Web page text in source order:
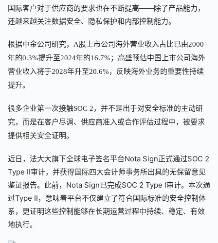
国际客户对于供应商的要求也在不断提高——除了产品能力，
还越来越关注数据安全、隐私保护和内部控制能力。
根据中金公司研究，A股上市公司海外营业收入占比已由2000
年的0.3%提升至2024年的16.7%；高盛预估中国上市公司海外
营业收入将于2028年升至20.6%，反映海外业务的重要性持续
提升。
很多企业第一次接触SOC 2，并不是出于对安全标准的主动研
究，而是在客户尽调、供应商准入或合作评估过程中，被要求
提供相关安全证明。
近日，法大大旗下全球电子签名平台Nota Sign正式通过SOC 2
Type II审计，并获得国际四大会计师事务所出具的无保留意见
鉴证报告。此前，Nota Sign已完成SOC 2 Type I审计。本次通
过Type II，意味着平台不仅建立了符合国际标准的安全控制体
系，更证明这些控制能够在长期运营过程中持续、稳定、有效
地执行。